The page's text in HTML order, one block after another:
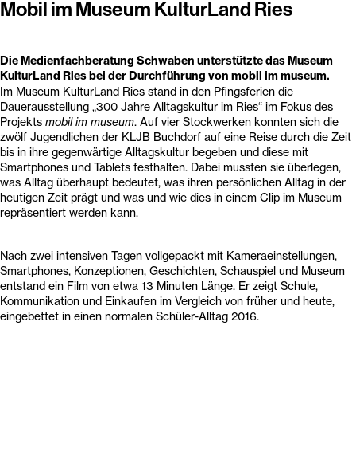
Mobil im Museum KulturLand Ries
Die Medienfachberatung Schwaben unterstützte das Museum
KulturLand Ries bei der Durchführung von mobil im museum.
Im Museum KulturLand Ries stand in den Pfingsferien die
Dauerausstellung „300 Jahre Alltagskultur im Ries“ im Fokus des
Projekts mobil im museum. Auf vier Stockwerken konnten sich die
zwölf Jugendlichen der KLJB Buchdorf auf eine Reise durch die Zeit
bis in ihre gegenwärtige Alltagskultur begeben und diese mit
Smartphones und Tablets festhalten. Dabei mussten sie überlegen,
was Alltag überhaupt bedeutet, was ihren persönlichen Alltag in der
heutigen Zeit prägt und was und wie dies in einem Clip im Museum
repräsentiert werden kann.
Nach zwei intensiven Tagen vollgepackt mit Kameraeinstellungen,
Smartphones, Konzeptionen, Geschichten, Schauspiel und Museum
entstand ein Film von etwa 13 Minuten Länge. Er zeigt Schule,
Kommunikation und Einkaufen im Vergleich von früher und heute,
eingebettet in einen normalen Schüler-Alltag 2016.